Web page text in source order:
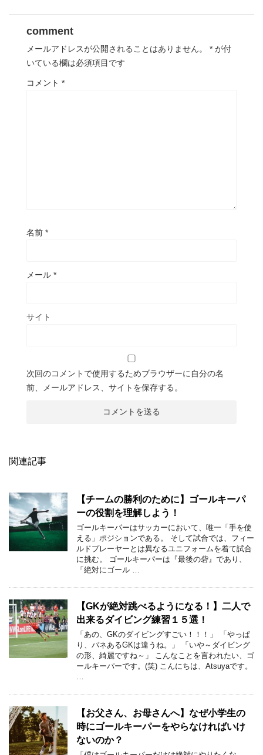
comment
メールアドレスが公開されることはありません。 * が付
いている欄は必須項目です
コメント *
名前 *
メール *
サイト
次回のコメントで使用するためブラウザーに自分の名
前、メールアドレス、サイトを保存する。
関連記事
【チームの勝利のために】ゴールキーパ
ーの役割を理解しよう！
ゴールキーパーはサッカーにおいて、唯一「手を使
える」ポジションである。 そして試合では、フィー
ルドプレーヤーとは異なるユニフォームを着て試合
に挑む。 ゴールキーパーは『最後の砦』であり、
「絶対にゴール …
【GKが絶対跳べるようになる！】二人で
出来るダイビング練習１５選！
「あの、GKのダイビングすごい！！！」 「やっぱ
り、バネあるGKは違うね。」 「いや～ダイビング
の形、綺麗ですね～」 こんなことを言われたい、ゴ
ールキーパーです。(笑) こんにちは、Atsuyaです。
…
【お父さん、お母さんへ】なぜ小学生の
時にゴールキーパーをやらなければいけ
ないのか？